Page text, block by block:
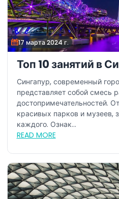
17 марта 2024 г.
Топ 10 занятий в
Сингапур, современный
представляет собой смесь
достопримечательностей.
красивых парков и музеев,
каждого. Ознак...
READ MORE